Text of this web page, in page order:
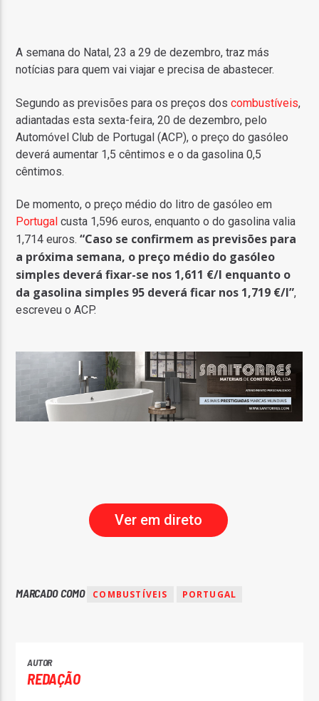
A semana do Natal, 23 a 29 de dezembro, traz más
notícias para quem vai viajar e precisa de abastecer.
Segundo as previsões para os preços doscombustíveis,
adiantadas esta sexta-feira, 20 de dezembro, pelo
Automóvel Club de Portugal (ACP),o preço do gasóleo
deverá aumentar 1,5 cêntimos e o da gasolina 0,5
cêntimos.
De momento, o preço médio do litro de gasóleo em
Portugal custa 1,596 euros, enquanto o do gasolina valia
1,714 euros.“Caso se confirmem as previsões para
a próxima semana, o preço médio do gasóleo
simples deverá fixar-se nos 1,611 €/l enquanto o
da gasolina simples 95 deverá ficar nos 1,719 €/l”,
escreveu o ACP.
Ver em direto
MARCADO COMO COMBUSTÍVEIS PORTUGAL
AUTOR
REDAÇÃO